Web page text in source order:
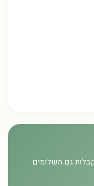
גם תשלומים